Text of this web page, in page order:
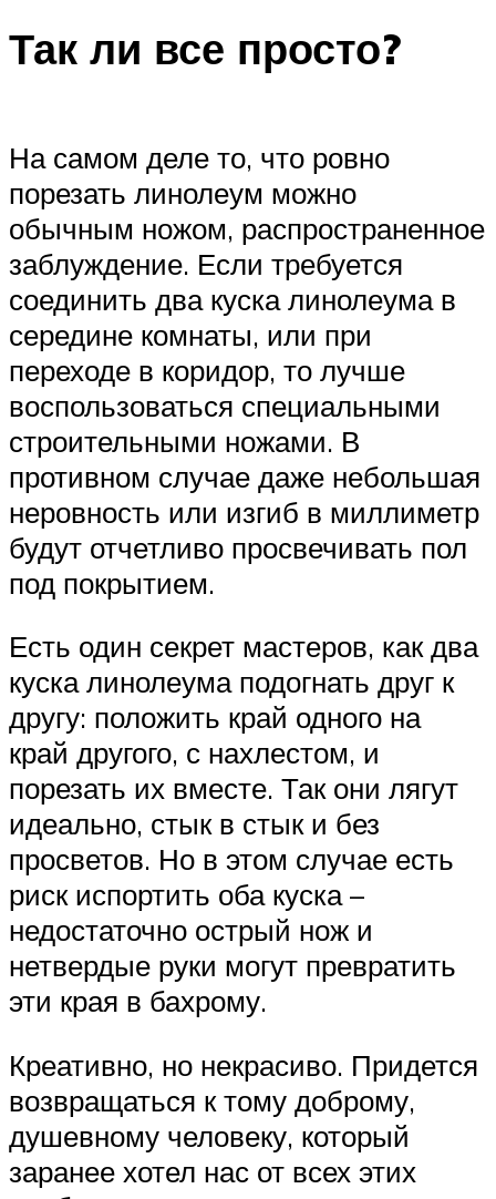
Так ли все просто?
На самом деле то, что ровно
порезать линолеум можно
обычным ножом, распространенное
заблуждение. Если требуется
соединить два куска линолеума в
середине комнаты, или при
переходе в коридор, то лучше
воспользоваться специальными
строительными ножами. В
противном случае даже небольшая
неровность или изгиб в миллиметр
будут отчетливо просвечивать пол
под покрытием.
Есть один секрет мастеров, как два
куска линолеума подогнать друг к
другу: положить край одного на
край другого, с нахлестом, и
порезать их вместе. Так они лягут
идеально, стык в стык и без
просветов. Но в этом случае есть
риск испортить оба куска –
недостаточно острый нож и
нетвердые руки могут превратить
эти края в бахрому.
Креативно, но некрасиво. Придется
возвращаться к тому доброму,
душевному человеку, который
заранее хотел нас от всех этих